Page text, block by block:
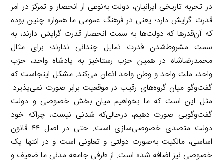
در تجربه تاریخی ایرانیان، دولت به‌نوعی از انحصار و تمرکز در امر
قدرت گرایش دارد؛ یعنی در فرهنگ عمومی ما همواره چنین بوده
که آن‌قدرها که دولت‌ها به سمت انحصار قدرت گرایش دارند، به
سمت مشروط‌شدن قدرت تمایل چندانی ندارند؛ برای مثال
محمدرضاشاه در همین حزب رستاخیز به پادشاه واحد، حزب
واحد، ملت واحد و وطن واحد اذعان می‌کند. مشکل اینجاست که
گفت‌وگو میان گروه‌های رقیب در موقعیت برابر صورت نمی‌پذیرد.
مثل این است که ما بخواهیم میان بخش خصوصی و دولت
گفت‌وگویی صورت دهیم، درحالی‌که شدنی نیست، چراکه خود
دولت متصدی خصوصی‌سازی است. حتی در اصل ۴۴ قانون
اساسی، مالکیت به‌صورت دولتی و تعاونی است و در انتها یک
خصوصی نیز اضافه شده است. از طرفی جامعه مدنی ما ضعیف و